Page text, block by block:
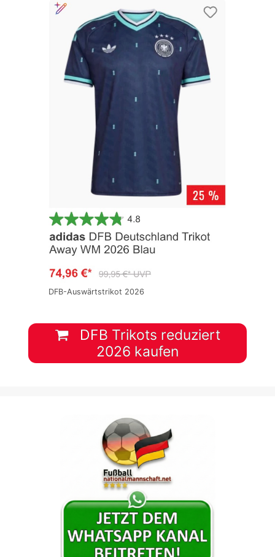
DFB-Auswärtstrikot 2026
DFB Trikots reduziert
2026 kaufen